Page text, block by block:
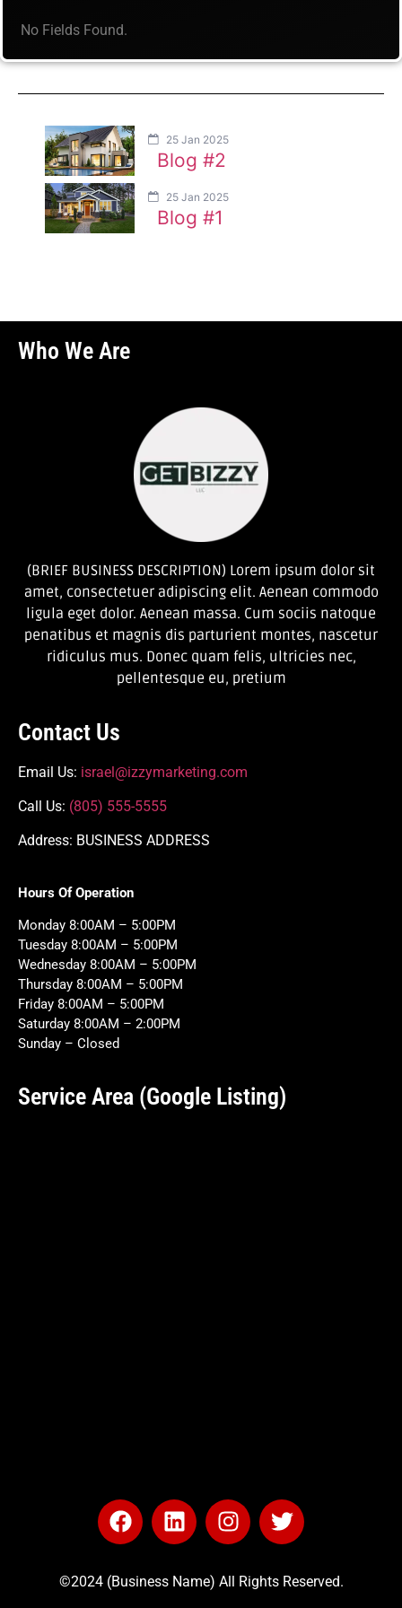
No Fields Found.
25 Jan 2025
Blog #2
25 Jan 2025
Blog #1
Who We Are
(BRIEF BUSINESS DESCRIPTION) Lorem ipsum dolor sit
amet, consectetuer adipiscing elit. Aenean commodo
ligula eget dolor. Aenean massa. Cum sociis natoque
penatibus et magnis dis parturient montes, nascetur
ridiculus mus. Donec quam felis, ultricies nec,
pellentesque eu, pretium
Contact Us
Email Us: israel@izzymarketing.com
Call Us: (805) 555-5555
Address: BUSINESS ADDRESS
Hours Of Operation
Monday 8:00AM – 5:00PM
Tuesday 8:00AM – 5:00PM
Wednesday 8:00AM – 5:00PM
Thursday 8:00AM – 5:00PM
Friday 8:00AM – 5:00PM
Saturday 8:00AM – 2:00PM
Sunday – Closed
Service Area (Google Listing)
©2024 (Business Name) All Rights Reserved.